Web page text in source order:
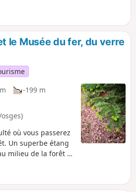
Saône. Un
aires pour
le Musée du fer, du verre
-199 m
où vous passerez
Un superbe étang
milieu de la forêt à
y découvrir le
la vallée.